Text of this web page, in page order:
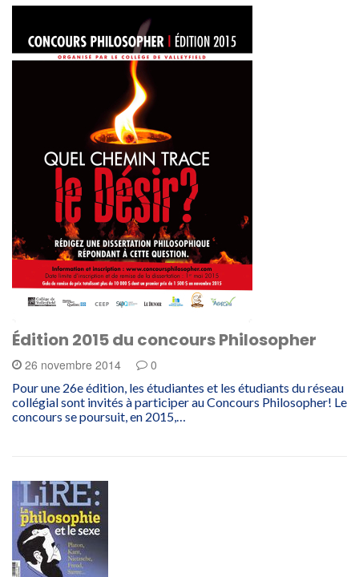
Édition 2015 du concours Philosopher
26 novembre 2014 0
Pour une 26e édition, les étudiantes et les étudiants du réseau
collégial sont invités à participer au Concours Philosopher! Le
concours se poursuit, en 2015,…